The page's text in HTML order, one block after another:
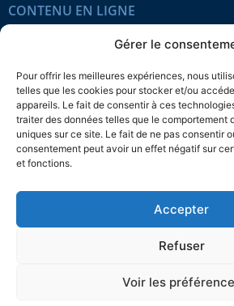
Gérer le
Pour offrir les meilleures expériences, nous
telles que les cookies pour stocker et/ou
appareils. Le fait de consentir à ces
traiter des données telles que le comportement
uniques sur ce site. Le fait de ne pas consentir
consentement peut avoir un effet négatif sur
et fonctions.
Accepter
Refuser
Voir les
CONTENU EN LIGNE
Tous les articles
Œuvres du mois
En vidéo
SUIVEZ-NOUS
Mentions
© 2026 L’Action nationale